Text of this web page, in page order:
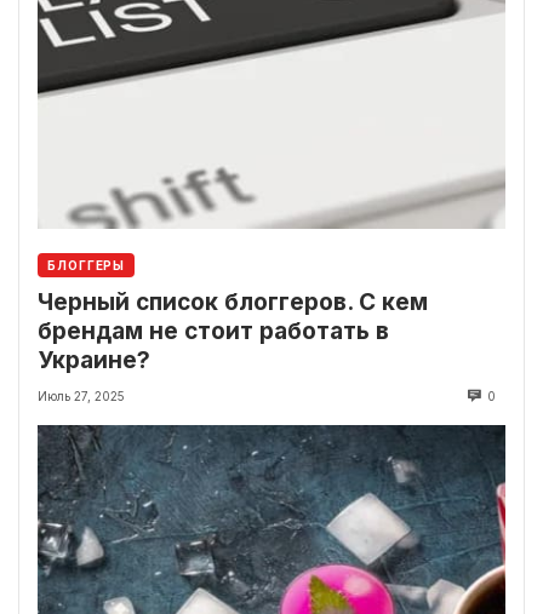
БЛОГГЕРЫ
Черный список блоггеров. С кем
брендам не стоит работать в
Украине?
Июль 27, 2025 0